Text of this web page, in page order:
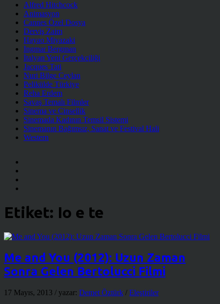
Alfred Hitchcock
Animasyon
Cannes Özel Dosya
Derviş Zaim
Hayao Miyazaki
Ingmar Bergman
İtalyan Yeni Gerçekçiliği
Jacques Tati
Nuri Bilge Ceylan
Pelikülde Türkiye
Reha Erdem
Savaş Temalı Filmler
Sinema ve Cinsellik
Sinemada Kadının Temsil Sistemi
Sinemanın Bağımsız, Sanat ve Festival Hali
Western
Etiket: Io e te
Me and You (2012): Uzun Zaman
Sonra Gelen Bertolucci Filmi
17 Mayıs, 2013 / yazar: Demet Öztürk / Eleştiriler